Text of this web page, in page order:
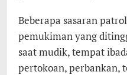
Beberapa sasaran
pemukiman yang
saat mudik, tempat
pertokoan, perbankan,